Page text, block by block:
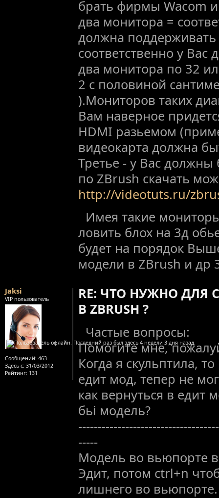
брать фирмы Wacom
два монитора =
должна
соответственно у
два монитора по 32
2 с половиной
).Мониторов таких
Вам наверное
HDMI разьемом
видеокарта должна
Третье - у Вас
по ZBrush скачать
http://videotuts.ru/
Имея такие
ловить блох на 3д
будет на порядок
модели в ZBrush и др
Jaksi
VIP пользователь
Сообщений: 463
Здесь с: 31/03/2012
Рейтинг: 131
RE: ЧТО НУЖНО ДЛЯ
В ZBRUSH ?
Частые вопросы:
Помогите мне,
Когда я скульптила,
едит мод, тепер не
как вернуться в едит
бьі модель?
-----
Модель во вьюпорте
Эдит, потом ctrl+n
лишнего во вьюпорте.